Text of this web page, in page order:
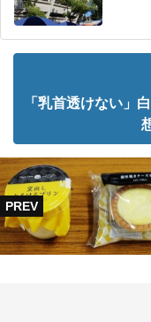
「乳首透けない